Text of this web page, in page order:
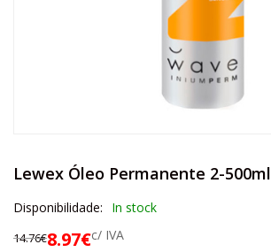
Lewex Óleo Permanente 2-500ml
Disponibilidade: In stock
14.76€8.97€c/ IVA